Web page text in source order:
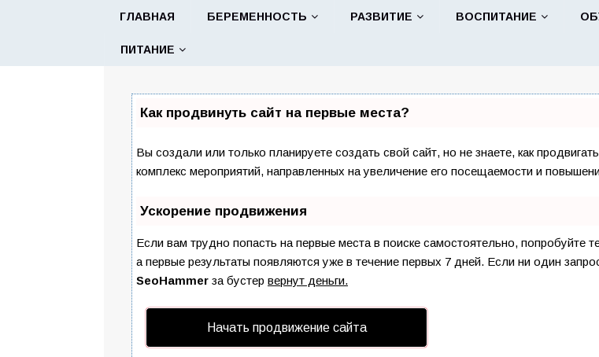
ГЛАВНАЯ БЕРЕМЕННОСТЬ РАЗВИТИЕ ВОСПИТАНИЕ
ПИТАНИЕ
Как продвинуть сайт на первые места?
Вы создали или только планируете создать свой сайт, но не знаете, как
комплекс мероприятий, направленных на увеличение его посещаемости и
Ускорение продвижения
Если вам трудно попасть на первые места в поиске самостоятельно, попробуйте
а первые результаты появляются уже в течение первых 7 дней. Если ни один
SeoHammer за бустер вернут деньги.
Начать продвижение сайта